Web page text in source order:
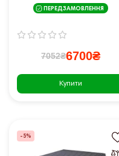
ПЕРЕДЗАМОВЛЕННЯ
7052₴6700₴
Купити
-5%